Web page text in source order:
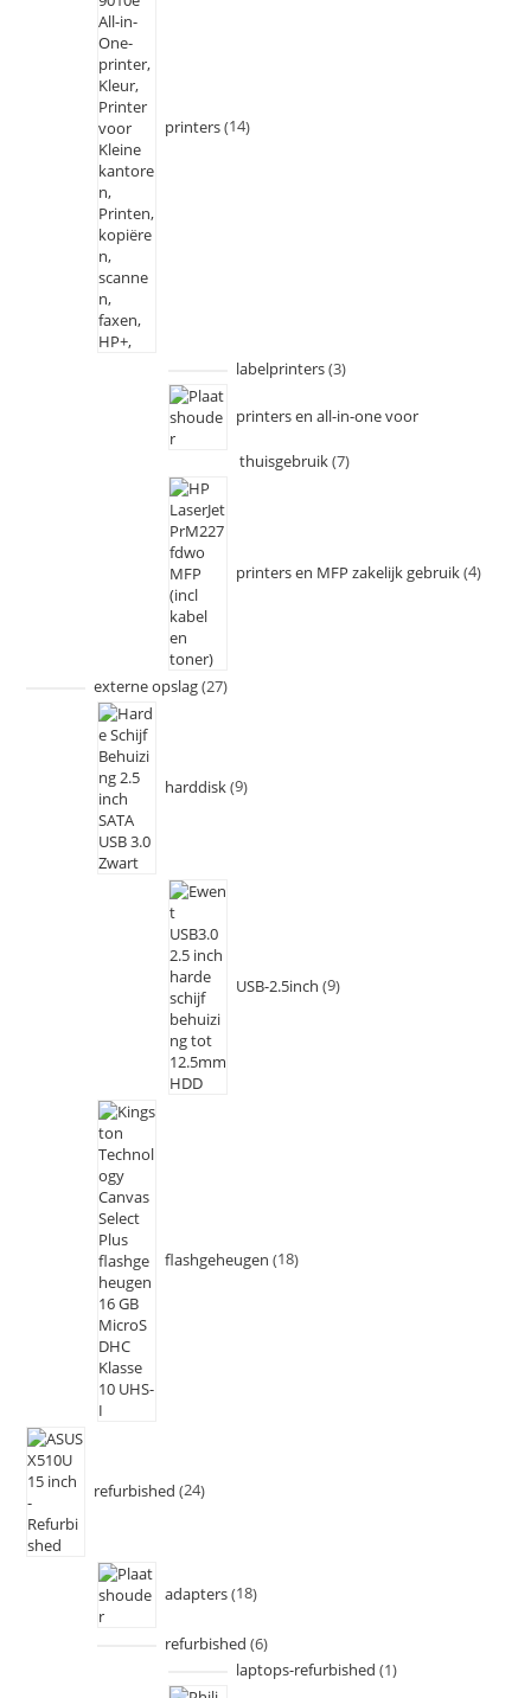
printers 14
labelprinters 3
printers en all-in-one voor
thuisgebruik 7
printers en MFP zakelijk gebruik 4
externe opslag 27
harddisk 9
USB-2.5inch 9
flashgeheugen 18
refurbished 24
adapters 18
refurbished 6
laptops-refurbished 1